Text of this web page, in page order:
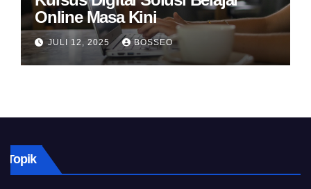
Online Masa Kini
JULI 12, 2025 BOSSEO
Topik